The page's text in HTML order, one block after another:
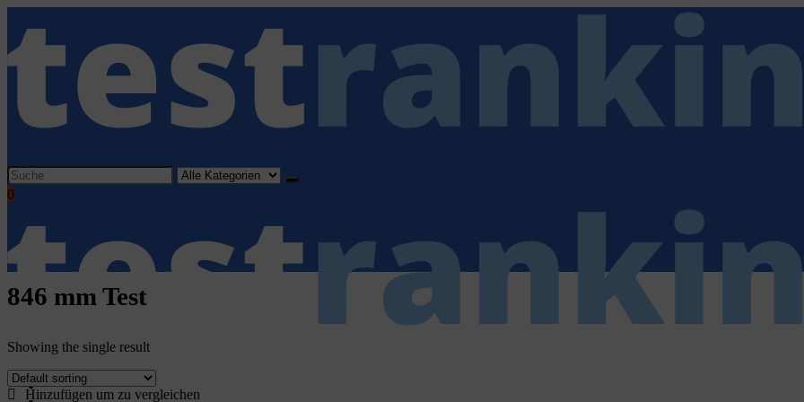
Search
for:
0
Home
846 mm Test
Showing the single result
Hinzufügen um zu vergleichen